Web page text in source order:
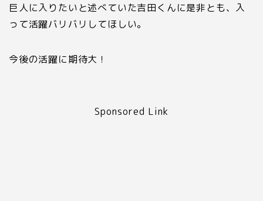
巨人に入りたいと述べていた吉田くんに是非とも、入
って活躍バリバリしてほしい。
今後の活躍に期待大！
Sponsored Link